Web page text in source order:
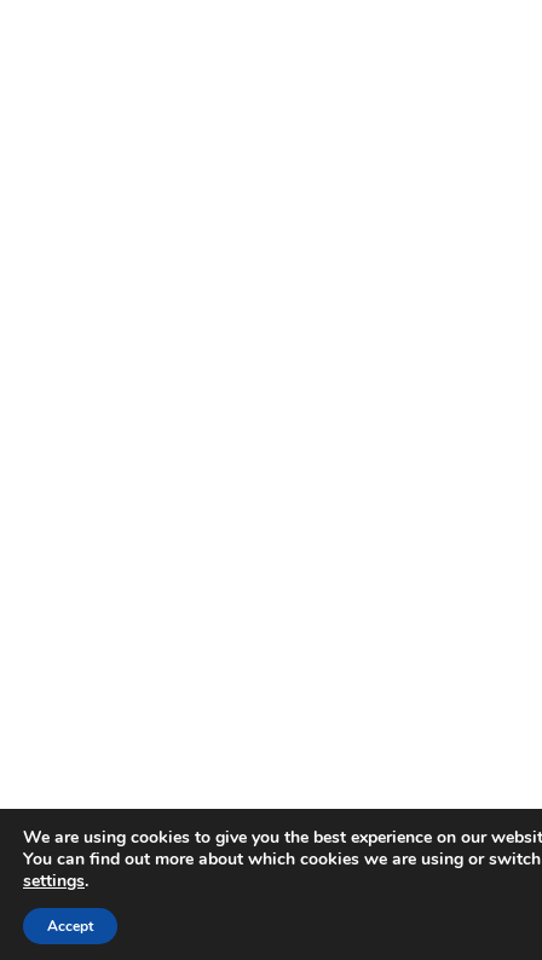
We are using cookies to give you the best experience on our
You can find out more about which cookies we are using or
settings.
Accept